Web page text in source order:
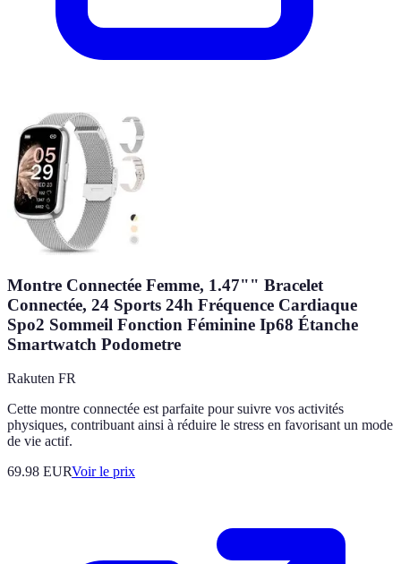
Montre Connectée Femme, 1.47"" Bracelet
Connectée, 24 Sports 24h Fréquence Cardiaque
Spo2 Sommeil Fonction Féminine Ip68 Étanche
Smartwatch Podometre
Rakuten FR
Cette montre connectée est parfaite pour suivre vos activités
physiques, contribuant ainsi à réduire le stress en favorisant un mode
de vie actif.
69.98 EURVoir le prix